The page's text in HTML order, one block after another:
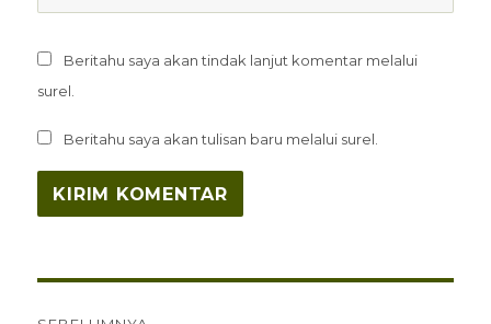
Beritahu saya akan tindak lanjut komentar melalui
surel.
Beritahu saya akan tulisan baru melalui surel.